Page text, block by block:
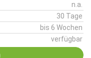
n.a.
30 Tage
bis 6 Wochen
verfügbar